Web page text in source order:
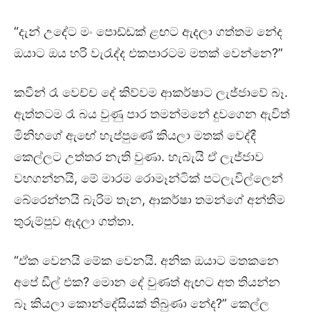
“දැන් උදේට මං පොඩ්ඩක් ළඟට ඇදලා ගත්තම නේද
ඔයාට ඔය හරි වැරැද්ද එකපාරටම මතක් වෙන්නෙ?”
කවීන් රෑ වෙච්ච දේ කිව්වම ආකර්ෂාට ලැජ්ජාවේ බෑ.
ඇත්තටම රෑ බය වුණු පාර තමන්මනේ දුවගෙන ඇවිත්
මිනිහගේ ඇඟේ හැප්පුණේ කියලා මතක් වෙද්දී
කෙල්ලට උත්තර නැති වුණා. හැබැයි ඒ ලැජ්ජාව
වහගන්නයි, මේ මාරම රොමෑන්ටික් පටලැවිල්ලෙන්
බේරෙන්නයි බැරිම තැන, ආකර්ෂා තමන්ගේ අන්තිම
තුරුම්පුව ඇදලා ගත්තා.
“ඒක වෙනයි මේක වෙනයි. අනික ඔයාට මතකනෙ
අපේ ඩීල් එක? මොන දේ වුණත් ඇඟට අත තියන්න
බෑ කියලා කොන්දේසියක් තිබුණා නේද?” කෙල්ල